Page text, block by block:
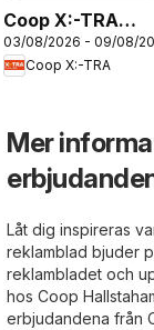
Coop X:-TRA
erbjudanden
03/08/2026 - 09/08/
Coop X:-TRA
Mer
Låt dig inspireras
reklamblad bjuder
reklambladet och
hos Coop
erbjudandena från